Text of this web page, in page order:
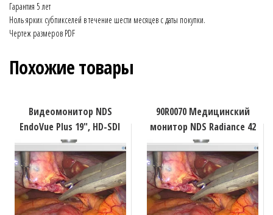
Гарантия 5 лет
Ноль ярких субпикселей в течение шести месяцев с даты покупки.
Чертеж размеров PDF
Похожие товары
Видеомонитор NDS
EndoVue Plus 19″, HD-SDI
90R0070 Медицинский
монитор NDS Radiance 42